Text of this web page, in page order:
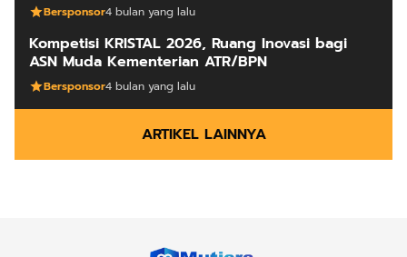
Bersponsor4 bulan yang lalu
Kompetisi KRISTAL 2026, Ruang Inovasi bagi
ASN Muda Kementerian ATR/BPN
Bersponsor4 bulan yang lalu
ARTIKEL LAINNYA